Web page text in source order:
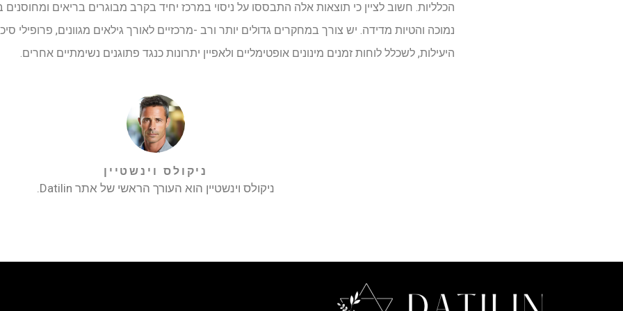
הכלליות. חשוב לציין כי תוצאות אלה התבססו על ניסוי במרכז יחיד בקרב מבוגרים בריאים
נמוכה והטיות מדידה. יש צורך במחקרים גדולים יותר ורב -מרכזיים לאורך גילאים מגוונים, פרופילי
היעילות, לשכלל לוחות זמנים מינונים אופטימליים ולאפיין יתרונות כנגד פתוגנים נשימתיים אחרים.
ניקולס וינשטיין
ניקולס וינשטיין הוא העורך הראשי של אתר Datilin.